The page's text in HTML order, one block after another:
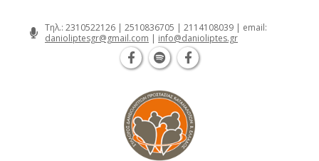
Τηλ.: 2310522126 | 2510836705 | 2114108039 | email:
danioliptesgr@gmail.com | info@danioliptes.gr